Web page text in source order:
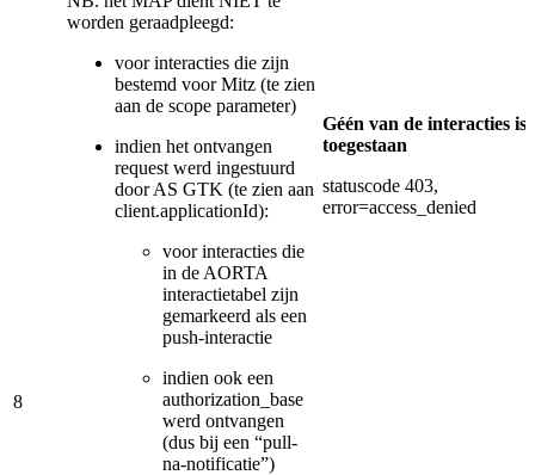
8
worden geraadpleegd:
voor interacties die zijn
bestemd voor Mitz (te zien
aan de scope parameter)
indien het ontvangen
request werd ingestuurd
door AS GTK (te zien aan
client.applicationId):
voor interacties die
in de AORTA
interactietabel zijn
gemarkeerd als een
push-interactie
indien ook een
authorization_base
werd ontvangen
(dus bij een “pull-
na-notificatie”)
Géén van de interacties is
toegestaan
statuscode 403,
error=access_denied